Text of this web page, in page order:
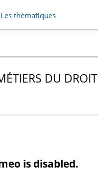
Les thématiques
DU DROIT
is disabled.